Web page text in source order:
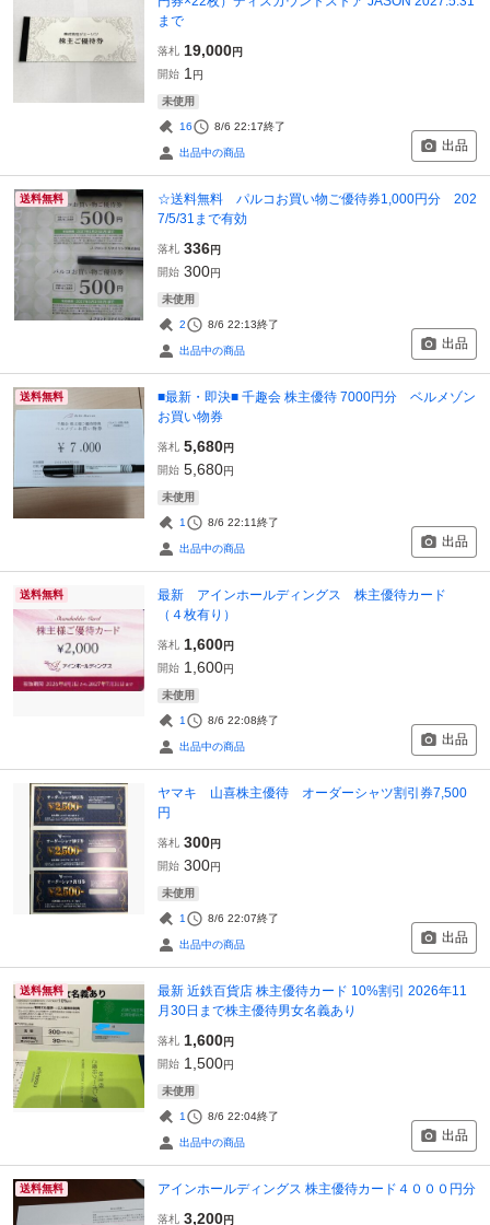
まで
落札 19,000円
開始 1 円
未使用
16 8/6 22:17終了
出品中の商品 出品
送料無料
☆送料無料 パルコお買い物ご優待券1,000円分 202
7/5/31まで有効
落札 336円
開始 300円
未使用
2 8/6 22:13終了
出品中の商品 出品
送料無料
■最新・即決■ 千趣会 株主優待 7000円分 ベルメゾン
お買い物券
落札 5,680円
開始 5,680円
未使用
1 8/6 22:11終了
出品中の商品 出品
送料無料
最新 アインホールディングス 株主優待カード
（４枚有り）
落札 1,600円
開始 1,600円
未使用
1 8/6 22:08終了
出品中の商品 出品
ヤマキ 山喜株主優待 オーダーシャツ割引券7,500
円
落札 300円
開始 300円
未使用
1 8/6 22:07終了
出品中の商品 出品
送料無料
最新 近鉄百貨店 株主優待カード 10%割引 2026年11
月30日まで株主優待男女名義あり
落札 1,600円
開始 1,500円
未使用
1 8/6 22:04終了
出品中の商品 出品
送料無料 アインホールディングス 株主優待カード４０００円分
落札 3,200円